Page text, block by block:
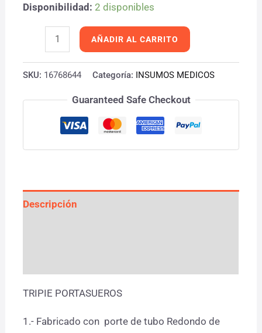
Disponibilidad: 2 disponibles
AÑADIR AL CARRITO
SKU: 16768644 Categoría: INSUMOS MEDICOS
Guaranteed Safe Checkout
Descripción
TRIPIE PORTASUEROS
1.- Fabricado con porte de tubo Redondo de